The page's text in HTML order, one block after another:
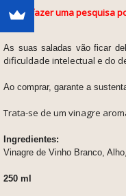
fazer uma pesquisa
As suas saladas vão ficar
dificuldade intelectual e do
Ao comprar, garante a
Trata-se de um vinagre
Ingredientes:
Vinagre de Vinho Branco,
250 ml